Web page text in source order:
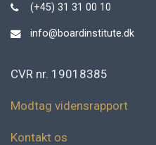
(+45) 31 31 00 10
info@boardinstitute.dk
CVR nr. 19018385
Modtag vidensrapport
Kontakt os